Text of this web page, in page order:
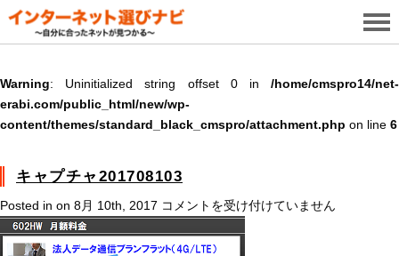
Warning: Uninitialized string offset 0 in /home/cmspro14/net-
erabi.com/public_html/new/wp-
content/themes/standard_black_cmspro/attachment.php on line 6
キャプチャ201708103
Posted in on 8月 10th, 2017 キ
プ
コメントを受け付けていません